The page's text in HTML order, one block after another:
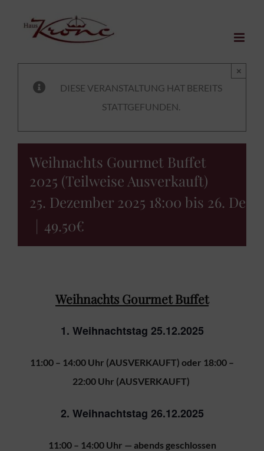
DIESE VERANSTALTUNG HAT BEREITS
STATTGEFUNDEN.
×
Weihnachts Gourmet Buffet
2025 (Teilweise Ausverkauft)
25. Dezember 2025 18:00 bis 26.
| 49.50€
Weihnachts Gourmet Buffet
1. Weihnachtstag 25.12.2025
11:00 – 14:00 Uhr (AUSVERKAUFT) oder 18:00 –
22:00 Uhr (AUSVERKAUFT)
2. Weihnachtstag 26.12.2025
11:00 – 14:00 Uhr — abends geschlossen